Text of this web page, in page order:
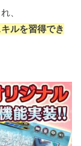
、
ルを習得でき